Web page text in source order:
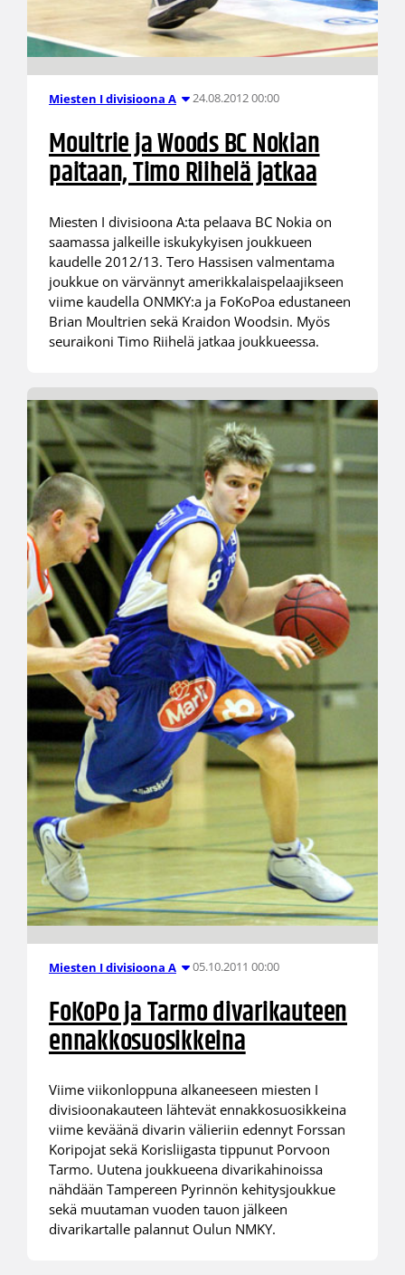
Miesten I divisioona A 24.08.2012 00:00
Moultrie ja Woods BC Nokian
paitaan, Timo Riihelä jatkaa
Miesten I divisioona A:ta pelaava BC Nokia on
saamassa jalkeille iskukykyisen joukkueen
kaudelle 2012/13. Tero Hassisen valmentama
joukkue on värvännyt amerikkalaispelaajikseen
viime kaudella ONMKY:a ja FoKoPoa edustaneen
Brian Moultrien sekä Kraidon Woodsin. Myös
seuraikoni Timo Riihelä jatkaa joukkueessa.
Miesten I divisioona A 05.10.2011 00:00
FoKoPo ja Tarmo divarikauteen
ennakkosuosikkeina
Viime viikonloppuna alkaneeseen miesten I
divisioonakauteen lähtevät ennakkosuosikkeina
viime keväänä divarin välieriin edennyt Forssan
Koripojat sekä Korisliigasta tippunut Porvoon
Tarmo. Uutena joukkueena divarikahinoissa
nähdään Tampereen Pyrinnön kehitysjoukkue
sekä muutaman vuoden tauon jälkeen
divarikartalle palannut Oulun NMKY.